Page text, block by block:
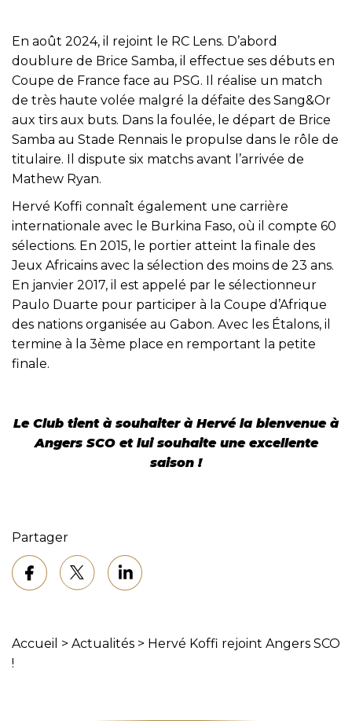
En août 2024, il rejoint le RC Lens. D’abord
doublure de Brice Samba, il effectue ses débuts en
Coupe de France face au PSG. Il réalise un match
de très haute volée malgré la défaite des Sang&Or
aux tirs aux buts. Dans la foulée, le départ de Brice
Samba au Stade Rennais le propulse dans le rôle de
titulaire. Il dispute six matchs avant l’arrivée de
Mathew Ryan.
Hervé Koffi connaît également une carrière
internationale avec le Burkina Faso, où il compte 60
sélections. En 2015, le portier atteint la finale des
Jeux Africains avec la sélection des moins de 23 ans.
En janvier 2017, il est appelé par le sélectionneur
Paulo Duarte pour participer à la Coupe d’Afrique
des nations organisée au Gabon. Avec les Étalons, il
termine à la 3ème place en remportant la petite
finale.
Le Club tient à souhaiter à Hervé la bienvenue à
Angers SCO et lui souhaite une excellente
saison !
Partager
Accueil > Actualités > Hervé Koffi rejoint Angers SCO
!